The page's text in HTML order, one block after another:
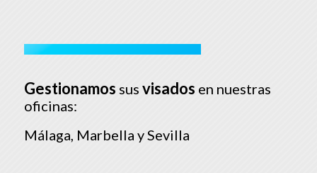
Gestionamos sus visados en nuestras
oficinas:
Málaga, Marbella y Sevilla